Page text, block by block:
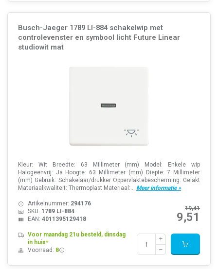
Busch-Jaeger 1789 LI-884 schakelwip met
controlevenster en symbool licht Future Linear
studiowit mat
Kleur: Wit Breedte: 63 Millimeter (mm) Model: Enkele wip
Halogeenvrij: Ja Hoogte: 63 Millimeter (mm) Diepte: 7 Millimeter
(mm) Gebruik: Schakelaar/drukker Oppervlaktebescherming: Gelakt
Materiaalkwaliteit: Thermoplast Materiaal:... Meer informatie »
19,41
9,51
Artikelnummer: 294176
SKU: 1789 LI-884
EAN: 4011395129418
Voor maandag 21u besteld, dinsdag
in huis*
Voorraad: 8